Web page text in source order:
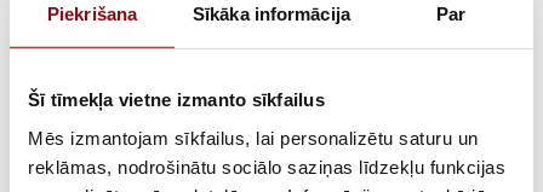
Piekrišana Sīkāka informācija Par
Šī tīmekļa vietne izmanto sīkfailus
Mēs izmantojam sīkfailus, lai personalizētu saturu un
reklāmas, nodrošinātu sociālo saziņas līdzekļu funkcijas
504,70 € ar PVN
Akumulators EnerSys PowerSafe Front Terminal
12V155FS, 12V 150Ah
Paaugstinātas ietilpības Long-life sērijas hermetizēta svina-